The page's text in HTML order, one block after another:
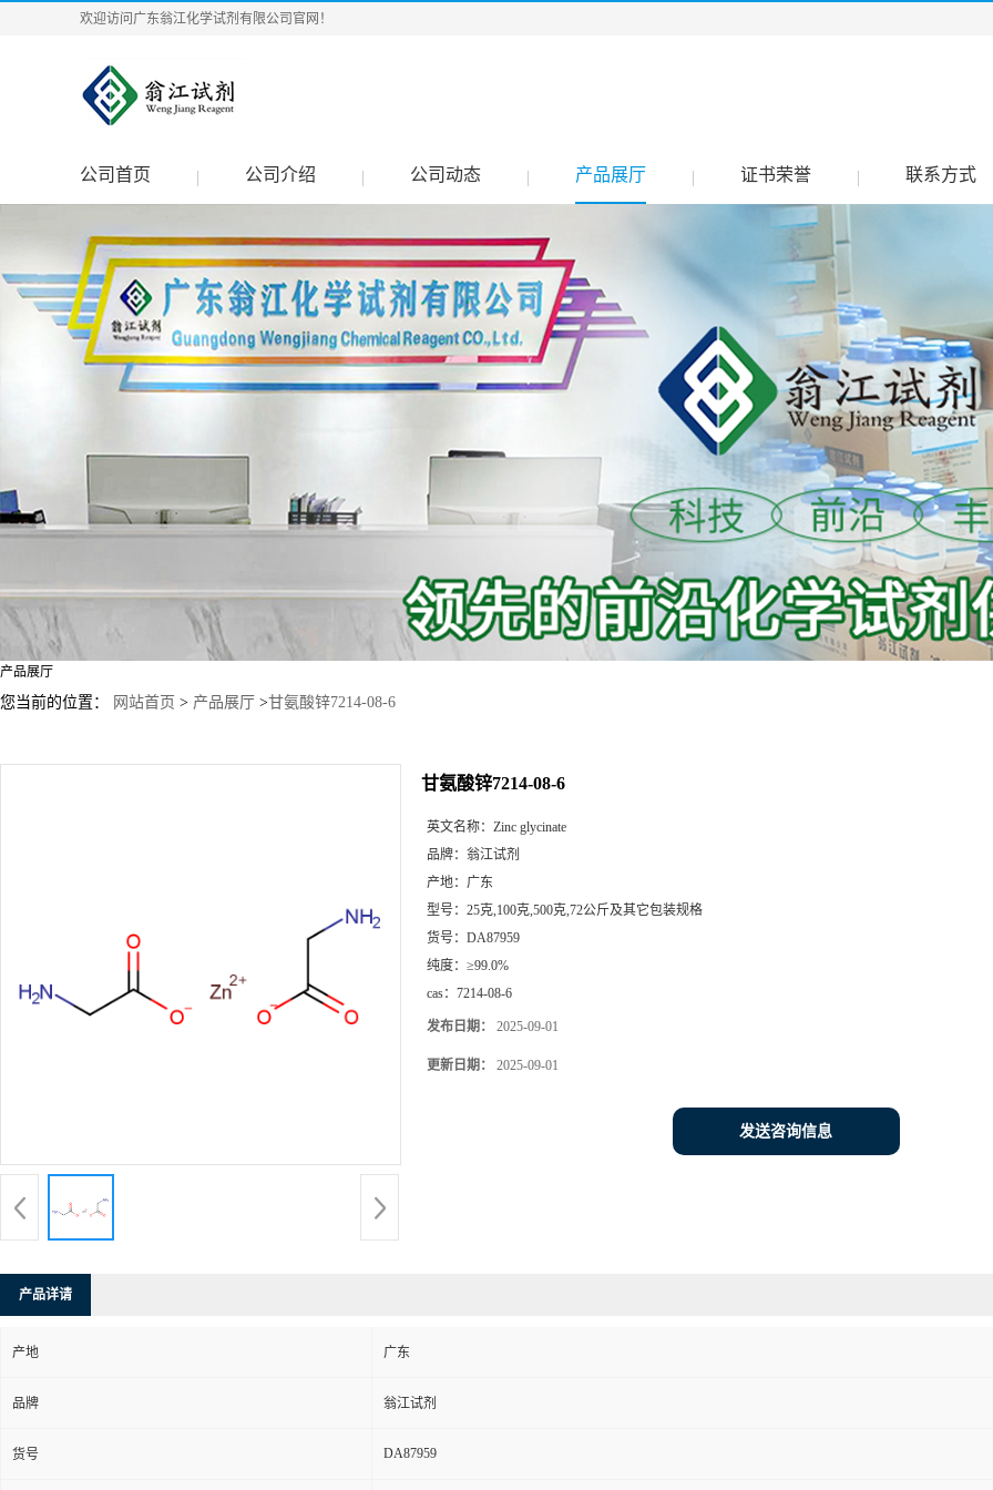
欢迎访问广东翁江化学试剂有限公司官网！
公司首页 公司介绍 公司动态 产品展厅 证书荣誉 联系方式
产品展厅
您当前的位置： 网站首页 > 产品展厅 >甘氨酸锌7214-08-6
甘氨酸锌7214-08-6
英文名称： Zinc glycinate
品牌： 翁江试剂
产地： 广东
型号： 25克,100克,500克,72公斤及其它包装规格
货号： DA87959
纯度： ≥99.0%
cas： 7214-08-6
发布日期： 2025-09-01
更新日期： 2025-09-01
发送咨询信息
产品详请
产地 广东
品牌 翁江试剂
货号 DA87959